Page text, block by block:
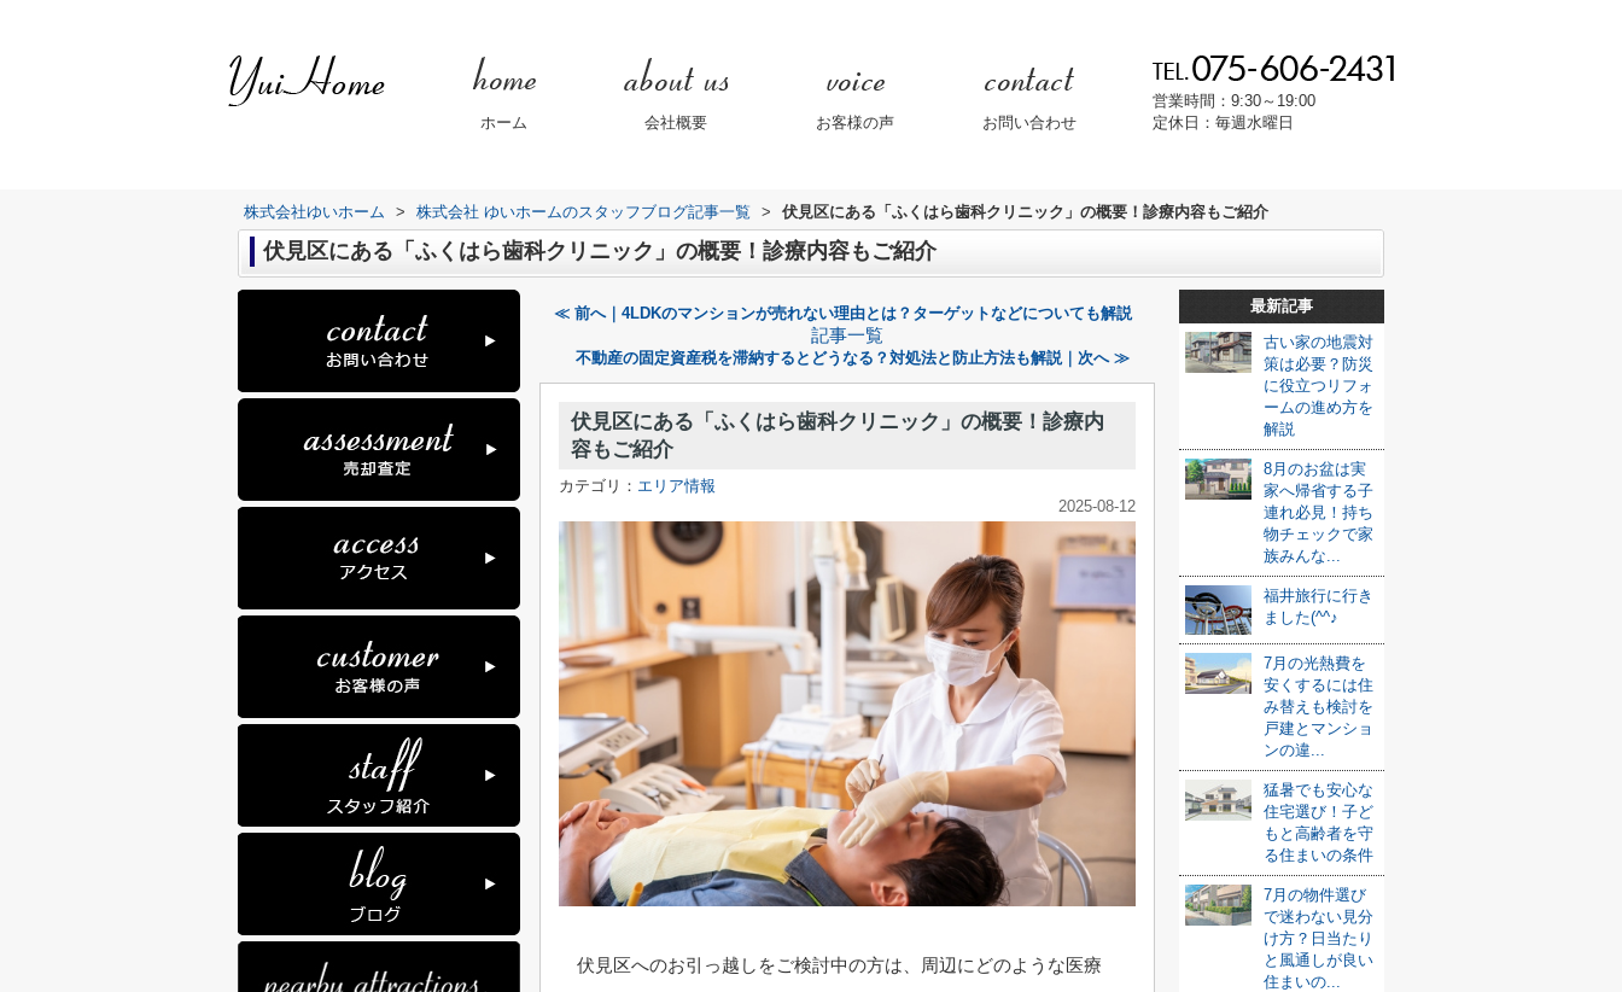
ホーム 会社概要 お客様の声 お問い合わせ
営業時間：9:30～19:00
定休日：毎週水曜日
株式会社ゆいホーム > 株式会社 ゆいホームのスタッフブログ記事一覧 > 伏見区にある「ふくはら歯科クリニック」の概要！診療内容もご紹介
伏見区にある「ふくはら歯科クリニック」の概要！診療内容もご紹介
≪ 前へ｜4LDKのマンションが売れない理由とは？ターゲットなどについても解説
記事一覧
不動産の固定資産税を滞納するとどうなる？対処法と防止方法も解説｜次へ ≫
伏見区にある「ふくはら歯科クリニック」の概要！診療内
容もご紹介
カテゴリ： エリア情報
2025-08-12
伏見区へのお引っ越しをご検討中の方は、周辺にどのような医療
最新記事
古い家の地震対
策は必要？防災
に役立つリフォ
ームの進め方を
解説
8月のお盆は実
家へ帰省する子
連れ必見！持ち
物チェックで家
族みんな...
福井旅行に行き
ました(^^♪
7月の光熱費を
安くするには住
み替えも検討を
戸建とマンショ
ンの違...
猛暑でも安心な
住宅選び！子ど
もと高齢者を守
る住まいの条件
7月の物件選び
で迷わない見分
け方？日当たり
と風通しが良い
住まいの...